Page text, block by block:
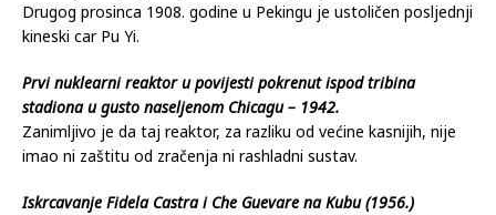
Drugog prosinca 1908. godine u Pekingu je ustoličen posljednji
kineski car Pu Yi.
Prvi nuklearni reaktor u povijesti pokrenut ispod tribina
stadiona u gusto naseljenom Chicagu – 1942.
Zanimljivo je da taj reaktor, za razliku od većine kasnijih, nije
imao ni zaštitu od zračenja ni rashladni sustav.
Iskrcavanje Fidela Castra i Che Guevare na Kubu (1956.)